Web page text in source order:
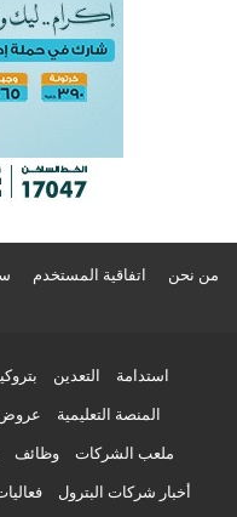
من نحن اتفاقية المستخدم
استدامة التعدين
المنصة التعليمية عروض
ملعب الشركات وظائف
أخبار شركات البترول